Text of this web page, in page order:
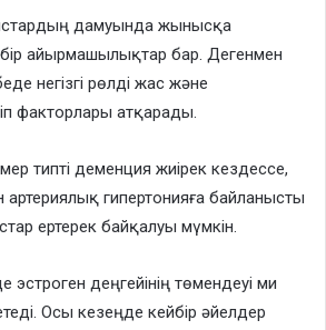
дамуында жынысқа
бір айырмашылықтар бар. Дегенмен
негізгі рөлді жас және
факторлары атқарады.
типті деменция жиірек кездессе,
артериялық гипертонияға байланысты
ертерек байқалуы мүмкін.
эстроген деңгейінің төмендеуі ми
Осы кезеңде кейбір әйелдер